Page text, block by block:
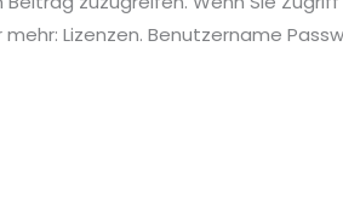
Lizenzen. Benutzername